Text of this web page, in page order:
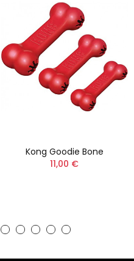
Kong Goodie Bone
11,00 €